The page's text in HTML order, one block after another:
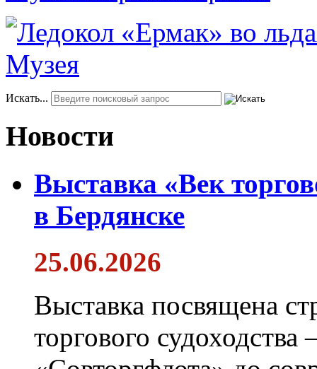
Искать...
Новости
Выставка «Век
в Бердянске
25.06.2026
Выставка посвящена
торгового